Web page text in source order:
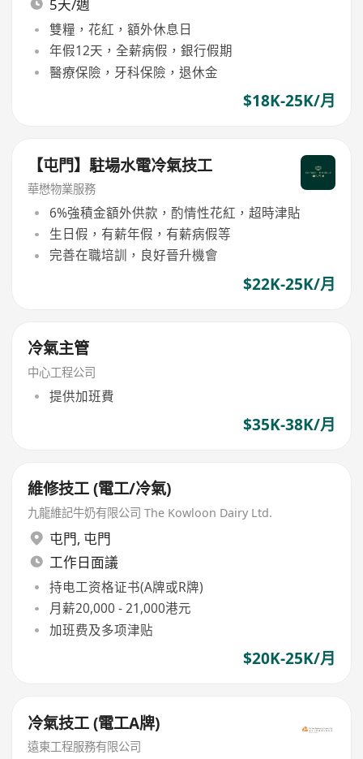
5天/週
雙糧，花紅，額外休息日
年假12天，全薪病假，銀行假期
醫療保險，牙科保險，退休金
$18K-25K/月
【屯門】駐場水電冷氣技工
華懋物業服務
6%強積金額外供款，酌情性花紅，超時津貼
生日假，有薪年假，有薪病假等
完善在職培訓，良好晉升機會
$22K-25K/月
冷氣主管
中心工程公司
提供加班費
$35K-38K/月
維修技工 (電工/冷氣)
九龍維記牛奶有限公司 The Kowloon Dairy Ltd.
屯門, 屯門
工作日面議
持电工资格证书(A牌或R牌)
月薪20,000 - 21,000港元
加班费及多项津贴
$20K-25K/月
冷氣技工 (電工A牌)
遠東工程服務有限公司